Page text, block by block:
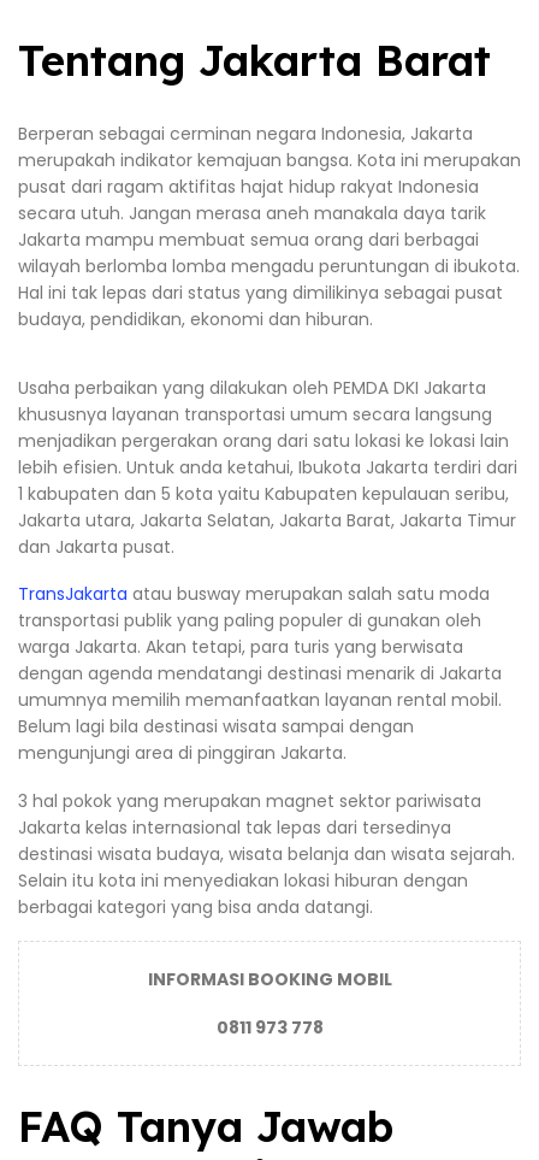
Tentang Jakarta Barat
Berperan sebagai cerminan negara Indonesia, Jakarta
merupakah indikator kemajuan bangsa. Kota ini merupakan
pusat dari ragam aktifitas hajat hidup rakyat Indonesia
secara utuh. Jangan merasa aneh manakala daya tarik
Jakarta mampu membuat semua orang dari berbagai
wilayah berlomba lomba mengadu peruntungan di ibukota.
Hal ini tak lepas dari status yang dimilikinya sebagai pusat
budaya, pendidikan, ekonomi dan hiburan.
Usaha perbaikan yang dilakukan oleh PEMDA DKI Jakarta
khususnya layanan transportasi umum secara langsung
menjadikan pergerakan orang dari satu lokasi ke lokasi lain
lebih efisien. Untuk anda ketahui, Ibukota Jakarta terdiri dari
1 kabupaten dan 5 kota yaitu Kabupaten kepulauan seribu,
Jakarta utara, Jakarta Selatan, Jakarta Barat, Jakarta Timur
dan Jakarta pusat.
TransJakarta atau busway merupakan salah satu moda
transportasi publik yang paling populer di gunakan oleh
warga Jakarta. Akan tetapi, para turis yang berwisata
dengan agenda mendatangi destinasi menarik di Jakarta
umumnya memilih memanfaatkan layanan rental mobil.
Belum lagi bila destinasi wisata sampai dengan
mengunjungi area di pinggiran Jakarta.
3 hal pokok yang merupakan magnet sektor pariwisata
Jakarta kelas internasional tak lepas dari tersedinya
destinasi wisata budaya, wisata belanja dan wisata sejarah.
Selain itu kota ini menyediakan lokasi hiburan dengan
berbagai kategori yang bisa anda datangi.
INFORMASI BOOKING MOBIL
0811 973 778
FAQ Tanya Jawab